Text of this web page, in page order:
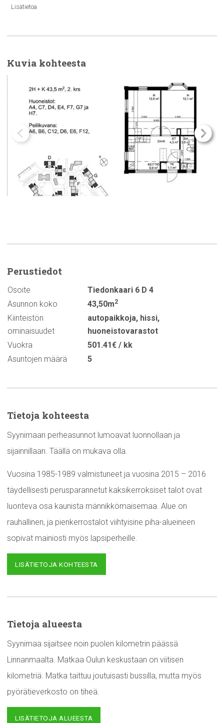
Lisätietoa
Kuvia kohteesta
Perustiedot
Osoite
Tiedonkaari 6 D 4
Asunnon koko
43,50m2
Kiinteistön
ominaisuudet
autopaikkoja, hissi,
huoneistovarastot
Vuokra
501.41€ / kk
Asuntojen määrä
5
Tietoja kohteesta
Syynimaan perheasunnot lumoavat luonnollaan ja
sijainnillaan. Täällä on mukava olla.
Vuosina 1985-1989 valmistuneet ja vuosina 2015 – 2016
täydellisesti perusparannetut kaksikerroksiset talot ovat
luonteva osa kaunista männikkömaisemaa. Alue on
rauhallinen, ja pienkerrostalot viihtyisine piha-alueineen
sopivat mainiosti myös lapsiperheille.
LISÄTIETOJA KOHTEESTA
Tietoja alueesta
Syynimaa sijaitsee noin puolen kilometrin päässä
Linnanmaalta. Matkaa Oulun keskustaan on viitisen
kilometriä. Matka taittuu joutuisasti bussilla, mutta myös
pyörätieverkosto on tiheä.
LISÄTIETOJA ALUEESTA